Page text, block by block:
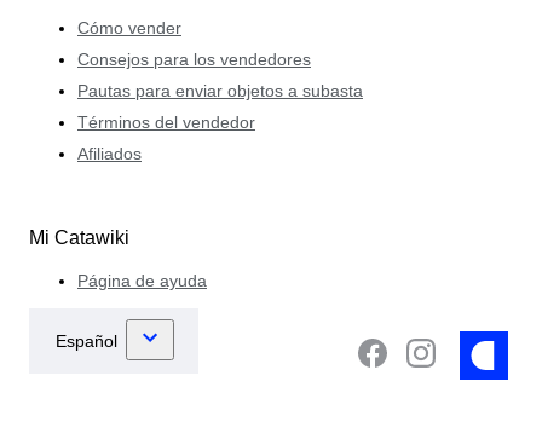
Cómo vender
Consejos para los vendedores
Pautas para enviar objetos a subasta
Términos del vendedor
Afiliados
Mi Catawiki
Página de ayuda